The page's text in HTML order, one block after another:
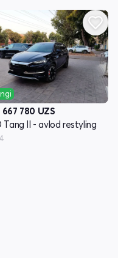
780 UZS
Tang II - avlod restyling